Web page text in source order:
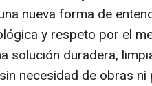
nueva forma de
y respeto por el
solución duradera,
necesidad de obras